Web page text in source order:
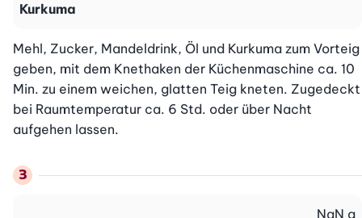
Kurkuma
Mehl, Zucker, Mandeldrink, Öl und Kurkuma zum Vorteig
geben, mit dem Knethaken der Küchenmaschine ca. 10
Min. zu einem weichen, glatten Teig kneten. Zugedeckt
bei Raumtemperatur ca. 6 Std. oder über Nacht
aufgehen lassen.
NaN g